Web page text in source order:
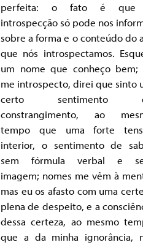
perfeita: o fato é que
introspecção só pode nos
sobre a forma e o conteúdo do
que nós introspectamos.
um nome que conheço bem;
me introspecto, direi que sinto
certo sentimento
constrangimento, ao
tempo que uma forte
interior, o sentimento de
sem fórmula verbal e
imagem; nomes me vêm à
mas eu os afasto com uma
plena de despeito, e a
dessa certeza, ao mesmo
que a da minha ignorância,